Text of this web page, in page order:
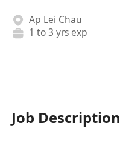
Ap Lei Chau
1 to 3 yrs exp
Job Description